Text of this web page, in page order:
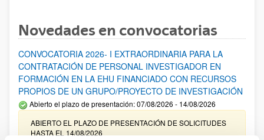
Novedades en convocatorias
CONVOCATORIA 2026- I EXTRAORDINARIA PARA LA
CONTRATACIÓN DE PERSONAL INVESTIGADOR EN
FORMACIÓN EN LA EHU FINANCIADO CON RECURSOS
PROPIOS DE UN GRUPO/PROYECTO DE INVESTIGACIÓN
Abierto el plazo de presentación: 07/08/2026 - 14/08/2026
ABIERTO EL PLAZO DE PRESENTACIÓN DE SOLICITUDES
HASTA EL 14/08/2026